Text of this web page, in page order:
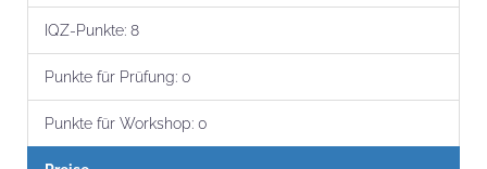
IQZ-Punkte: 8
Punkte für Prüfung: 0
Punkte für Workshop: 0